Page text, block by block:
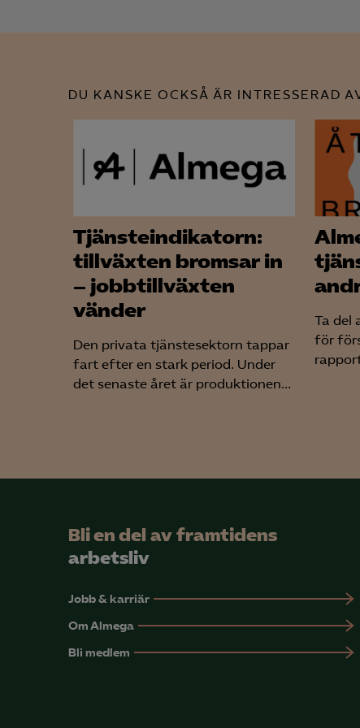
DU KANSKE OCKSÅ ÄR INTRESSERAD
Tjänsteindikatorn:
tillväxten bromsar in
– jobbtillväxten
vänder
Den privata tjänstesektorn tappar
fart efter en stark period. Under
det senaste året är produktionen...
Ta del
för
Bli en del av framtidens
arbetsliv
Jobb & karriär
Om Almega
Bli medlem